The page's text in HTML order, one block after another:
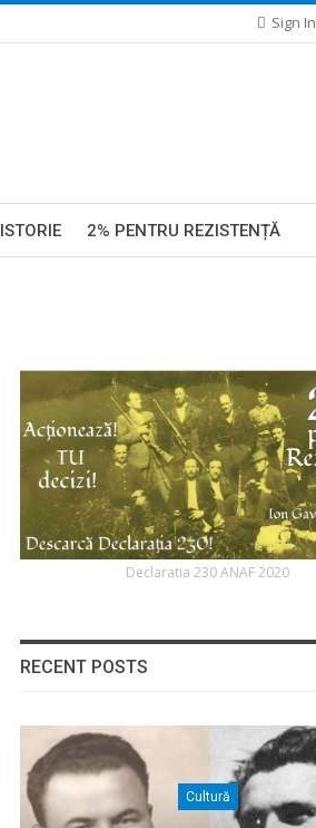
Sign In
ISTORIE 2% PENTRU REZISTENȚĂ
Declaratia 230 ANAF 2020
RECENT POSTS
Cultură